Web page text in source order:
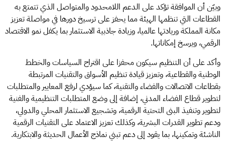
وبيّن أن الموافقة تؤكد على الدعم اللامحدود والمتواصل الذي تتمتع به
القطاعات التي تنظمها الهيئة مما يحفز على ترسيخ دورها في مواصلة تعزيز
مكانة المملكة وريادتها عالميا، وزيادة جاذبية الاستثمار بما يكفل نمو الاقتصاد
الرقمي، ويرسخ إمكاناتها.
وأكد على أن التنظيم سيكون محفزا على اقتراح السياسات والخطط
الوطنية والقطاعية، وتعزيز قيادة تنظيم الأسواق والتقنيات المرتبطة
بقطاعات الاتصالات والفضاء والتقنية، كما سيؤدي لرفع المعايير والمتطلبات
لتطوير قطاع الفضاء المدني، إضافة إلى وضع المتطلبات التنظيمية والفنية
لتطوير وتنفيذ البنى التحتية الرقمية، وتشجيع الاستثمار المحلي والدولي،
ودعم تطوير القدرات البشرية، وكذلك تعزيز الاعتماد على التقنيات الرقمية
الناشئة وتمكينها، بما يقود إلى دعم تبني نماذج الأعمال الحديثة والابتكارية.